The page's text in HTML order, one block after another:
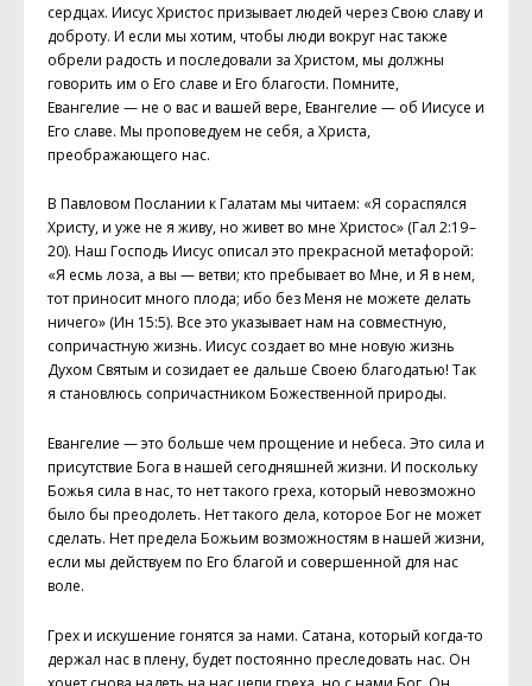
сердцах. Иисус Христос призывает людей через Свою славу и
доб­роту. И если мы хотим, чтобы люди вокруг нас также
обрели радость и последовали за Христом, мы должны
говорить им о Его славе и Его благости. Помните,
Евангелие — не о вас и вашей вере, Евангелие — об Иисусе и
Его славе. Мы проповедуем не себя, а Христа,
преображающего нас.
В Павловом Послании к Галатам мы читаем: «Я сораспялся
Христу, и уже не я живу, но живет во мне Христос» (Гал 2:19 –
20). Наш Господь Иисус описал это прекрасной метафорой:
«Я есмь лоза, а вы — ветви; кто пребывает во Мне, и Я в нем,
тот приносит много плода; ибо без Меня не можете делать
ничего» (Ин 15:5). Все это указывает нам на сов­местную,
сопричастную жизнь. Иисус создает во мне новую жизнь
Духом Святым и созидает ее дальше Своею благодатью! Так
я становлюсь сопричастником Божественной природы.
Евангелие — это больше чем прощение и небеса. Это сила и
присутствие Бога в нашей сегодняшней жизни. И поскольку
Божья сила в нас, то нет такого греха, который невозможно
было бы преодолеть. Нет такого дела, которое Бог не может
сделать. Нет предела Божьим возможностям в нашей жизни,
если мы действуем по Его благой и совершенной для нас
воле.
Грех и искушение гонятся за нами. Сатана, который когда-то
держал нас в плену, будет постоянно преследовать нас. Он